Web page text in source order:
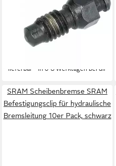
Scheibenbremse
ENTLÜFTUNGSSCHRAUBE
BRM425 - für hydraulische
Scheibenbremsen
lieferbar - in 6-8 Werktagen bei dir
SRAM Scheibenbremse SRAM
Befestigungsclip für hydraulische
Bremsleitung 10er Pack, schwarz